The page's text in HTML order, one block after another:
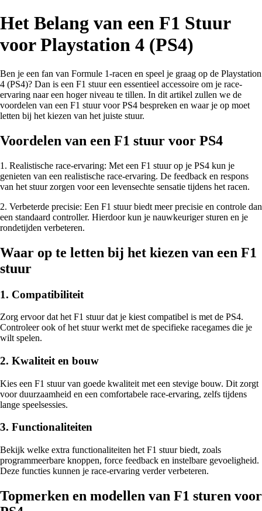
Het Belang van een F1 Stuur
voor Playstation 4 (PS4)
Ben je een fan van Formule 1-racen en speel je graag op de Playstation
4 (PS4)? Dan is een F1 stuur een essentieel accessoire om je race-
ervaring naar een hoger niveau te tillen. In dit artikel zullen we de
voordelen van een F1 stuur voor PS4 bespreken en waar je op moet
letten bij het kiezen van het juiste stuur.
Voordelen van een F1 stuur voor PS4
1. Realistische race-ervaring: Met een F1 stuur op je PS4 kun je
genieten van een realistische race-ervaring. De feedback en respons
van het stuur zorgen voor een levensechte sensatie tijdens het racen.
2. Verbeterde precisie: Een F1 stuur biedt meer precisie en controle dan
een standaard controller. Hierdoor kun je nauwkeuriger sturen en je
rondetijden verbeteren.
Waar op te letten bij het kiezen van een F1
stuur
1. Compatibiliteit
Zorg ervoor dat het F1 stuur dat je kiest compatibel is met de PS4.
Controleer ook of het stuur werkt met de specifieke racegames die je
wilt spelen.
2. Kwaliteit en bouw
Kies een F1 stuur van goede kwaliteit met een stevige bouw. Dit zorgt
voor duurzaamheid en een comfortabele race-ervaring, zelfs tijdens
lange speelsessies.
3. Functionaliteiten
Bekijk welke extra functionaliteiten het F1 stuur biedt, zoals
programmeerbare knoppen, force feedback en instelbare gevoeligheid.
Deze functies kunnen je race-ervaring verder verbeteren.
Topmerken en modellen van F1 sturen voor